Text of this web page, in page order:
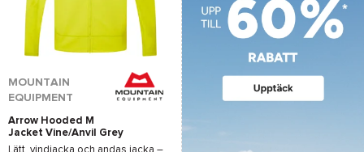
MOUNTAIN
EQUIPMENT
Arrow Hooded M
Jacket Vine/Anvil Grey